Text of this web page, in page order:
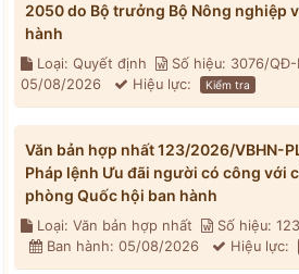
2050 do Bộ trưởng Bộ Nông nghiệp
hành
Loại: Quyết định Số hiệu: 3076/QĐ-
05/08/2026
Hiệu lực: Kiểm tra
Văn bản hợp nhất 123/2026/VBHN-
Pháp lệnh Ưu đãi người có công với
phòng Quốc hội ban hành
Loại: Văn bản hợp nhất
Số hiệu:
Ban hành: 05/08/2026
Hiệu lực: